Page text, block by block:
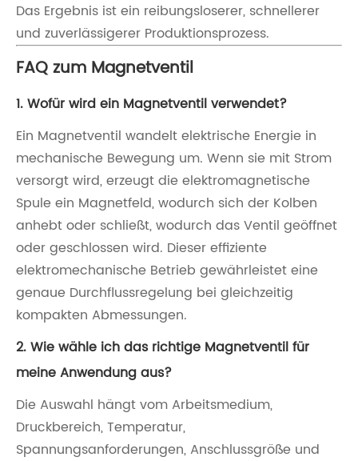
Das Ergebnis ist ein reibungsloserer, schnellerer
und zuverlässigerer Produktionsprozess.
FAQ zum Magnetventil
1. Wofür wird ein Magnetventil verwendet?
Ein Magnetventil wandelt elektrische Energie in
mechanische Bewegung um. Wenn sie mit Strom
versorgt wird, erzeugt die elektromagnetische
Spule ein Magnetfeld, wodurch sich der Kolben
anhebt oder schließt, wodurch das Ventil geöffnet
oder geschlossen wird. Dieser effiziente
elektromechanische Betrieb gewährleistet eine
genaue Durchflussregelung bei gleichzeitig
kompakten Abmessungen.
2. Wie wähle ich das richtige Magnetventil für
meine Anwendung aus?
Die Auswahl hängt vom Arbeitsmedium,
Druckbereich, Temperatur,
Spannungsanforderungen, Anschlussgröße und